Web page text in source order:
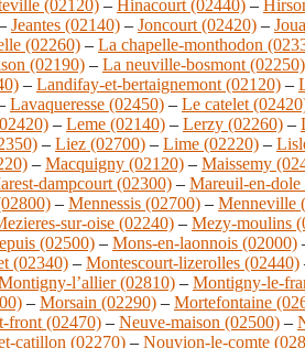
(02120) – Hinacourt (02440) –
Jeantes (02140) – Joncourt (02420) –
(02260) – La chapelle-monthodon
(02190) – La neuville-bosmont (02250)
– Landifay-et-bertaignemont (02120) –
Lavaqueresse (02450) – Le catelet
– Leme (02140) – Lerzy (02260) –
– Liez (02700) – Lime (02220) –
– Macquigny (02120) – Maissemy
dampcourt (02300) – Mareuil-en-dole
– Mennessis (02700) – Menneville
sur-oise (02240) – Mezy-moulins
(02500) – Mons-en-laonnois (02000)
(02340) – Montescourt-lizerolles (02440)
l’allier (02810) – Montigny-le-
– Morsain (02290) – Mortefontaine
front (02470) – Neuve-maison (02500) –
catillon (02270) – Nouvion-le-comte